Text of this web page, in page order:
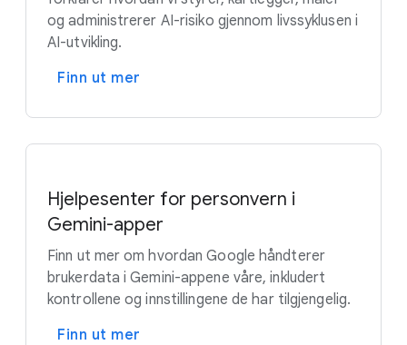
og administrerer AI-risiko gjennom livssyklusen i
AI-utvikling.
Finn ut mer
Hjelpesenter for personvern i
Gemini-apper
Finn ut mer om hvordan Google håndterer
brukerdata i Gemini-appene våre, inkludert
kontrollene og innstillingene de har tilgjengelig.
Finn ut mer